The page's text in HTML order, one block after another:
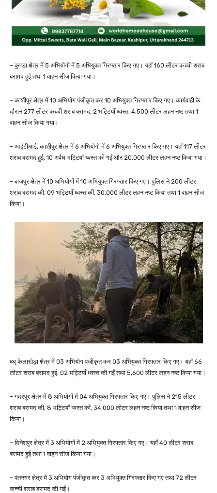
– कुण्डा क्षेत्र में 5 अभियोगों में 5 अभियुक्त गिरफ्तार किए गए। यहाँ 160 लीटर कच्ची शराब
बरामद हुई तथा 1 वाहन सीज किया गया।
– काशीपुर क्षेत्र में 10 अभियोग पंजीकृत कर 10 अभियुक्त गिरफ्तार किए गए। कार्यवाही के
दौरान 277 लीटर कच्ची शराब बरामद, 2 भट्टियाँ ध्वस्त, 4,500 लीटर लहन नष्ट तथा 1
वाहन सीज किया गया।
– आईटीआई, काशीपुर क्षेत्र में 6 अभियोगों में 6 अभियुक्त गिरफ्तार किए गए। यहाँ 117 लीटर
शराब बरामद हुई, 10 अवैध भट्टियाँ ध्वस्त की गईं और 20,000 लीटर लहन नष्ट किया गया।
– बाजपुर क्षेत्र में 10 अभियोगों में 10 अभियुक्त गिरफ्तार किए गए। पुलिस ने 200 लीटर
शराब बरामद की, 09 भट्टियाँ ध्वस्त कीं, 30,000 लीटर लहन नष्ट किया तथा 1 वाहन सीज
किया।
घ्घ् केलाखेड़ा क्षेत्र में 03 अभियोग पंजीकृत कर 03 अभियुक्त गिरफ्तार किए गए। यहाँ 66
लीटर शराब बरामद हुई, 02 भट्टियाँ ध्वस्त की गईं तथा 5,600 लीटर लहन नष्ट किया गया।
– गदरपुर क्षेत्र में 8 अभियोगों में 04 अभियुक्त गिरफ्तार किए गए। पुलिस ने 215 लीटर
शराब बरामद की, 8 भट्टियाँ ध्वस्त कीं, 34,000 लीटर लहन नष्ट किया तथा 1 वाहन सीज
किया।
– दिनेशपुर क्षेत्र में 3 अभियोगों में 2 अभियुक्त गिरफ्तार किए गए। यहाँ 40 लीटर शराब
बरामद हुई तथा 1 वाहन सीज किया गया।
– पंतनगर क्षेत्र में 3 अभियोग पंजीकृत कर 3 अभियुक्त गिरफ्तार किए गए तथा 72 लीटर
कच्ची शराब बरामद की गई।